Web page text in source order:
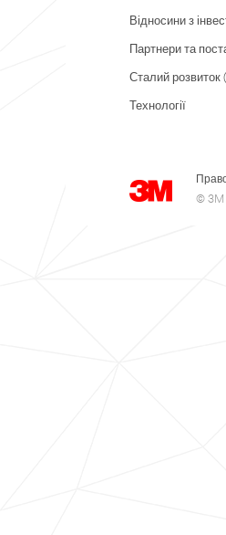
Відносини з
Партнери та
Сталий розвиток
Технології
© 3M